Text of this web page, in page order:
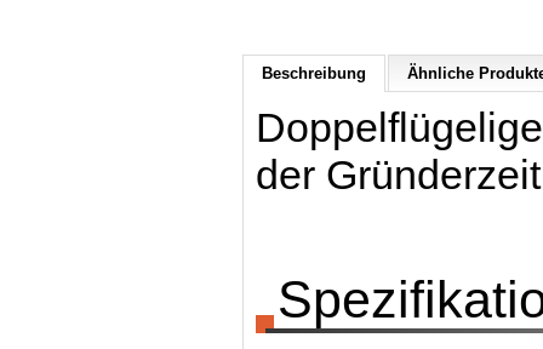
Beschreibung Ähnliche
der